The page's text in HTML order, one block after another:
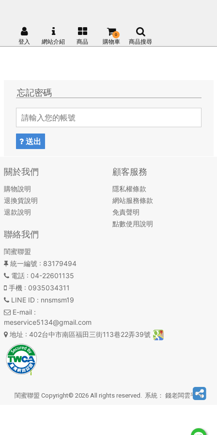
登入 網站介紹 商品 購物車
0
商品搜尋
忘記密碼
送出
關於我們
購物說明
退換貨說明
退款說明
顧客服務
隱私權條款
網站服務條款
免責聲明
點數使用說明
聯絡我們
閨蜜聯盟
統一編號 : 83179494
電話: 04-22601135
手機 : 0935034311
LINE ID : nnsmsm19
E-mail:
meservice5134@gmail.com
地址 : 402台中市南區福田三街113巷22弄39號
閨蜜聯盟 Copyright© 2026 All rights reserved. 系統： 錢老闆雲平台